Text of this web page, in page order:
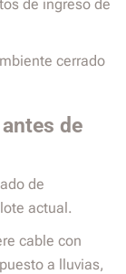
de ingreso de
cerrado
de
de
actual.
cable con
a lluvias,